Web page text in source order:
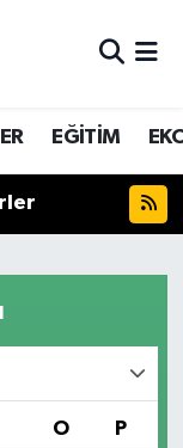
EĞİTİM
O P